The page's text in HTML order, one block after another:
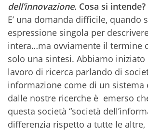
dell’innovazione. Cosa si intende?
E’ una domanda difficile, quando
espressione singola per
intera…ma ovviamente il termine
solo una sintesi. Abbiamo
lavoro di ricerca parlando di
informazione come di un sistema
dalle nostre ricerche è emerso
questa società “società
differenzia rispetto a tutte le